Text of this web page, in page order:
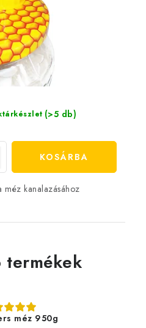
(>5 db)
KOSÁRBA
méz kanalazásához
termékek
méz 950g